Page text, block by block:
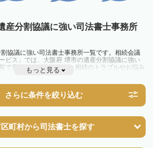
産分割協議に強い司法書士事務所
協議に強い司法書士事務所一覧です。相続会議
ビス」では、大阪府 堺市の遺産分割協議に強い
で見ることが出来ます。相続のトラブルやお悩み
近隣の司法書士に相談してみましょう。
もっと見る
さらに条件を絞り込む
町村から司法書士を探す